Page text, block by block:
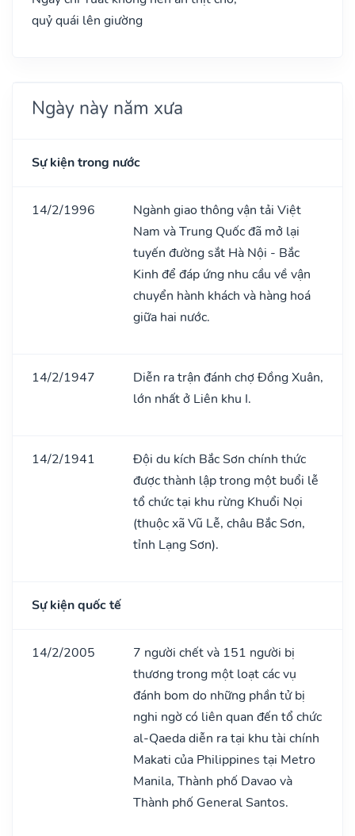
quỷ quái lên giường
Ngày này năm xưa
Sự kiện trong nước
14/2/1996
Ngành giao thông vận tải Việt
Nam và Trung Quốc đã mở lại
tuyến đường sắt Hà Nội - Bắc
Kinh để đáp ứng nhu cầu về vận
chuyển hành khách và hàng hoá
giữa hai nước.
14/2/1947
Diễn ra trận đánh chợ Đồng Xuân,
lớn nhất ở Liên khu I.
14/2/1941
Đội du kích Bắc Sơn chính thức
được thành lập trong một buổi lễ
tổ chức tại khu rừng Khuổi Nọi
(thuộc xã Vũ Lễ, châu Bắc Sơn,
tỉnh Lạng Sơn).
Sự kiện quốc tế
14/2/2005
7 người chết và 151 người bị
thương trong một loạt các vụ
đánh bom do những phần tử bị
nghi ngờ có liên quan đến tổ chức
al-Qaeda diễn ra tại khu tài chính
Makati của Philippines tại Metro
Manila, Thành phố Davao và
Thành phố General Santos.